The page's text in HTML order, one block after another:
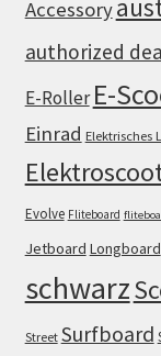
Accessory
authorized
E-Roller E-
Einrad Elektrisches
Evolve Fliteboard
Jetboard Longboard
schwarz
Street Surfboard